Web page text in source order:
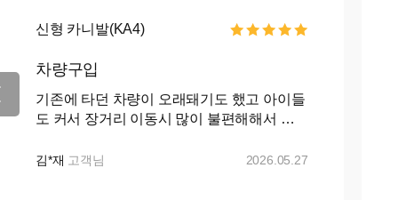
신형 카니발(KA4)
차량구입
기존에 타던 차량이 오래돼기도 했고 아이들
도 커서 장거리 이동시 많이 불편해해서 카
준히 매물검색 해왔으나 마땅히 가격이나 조
김*재 고객님 2026.05.27